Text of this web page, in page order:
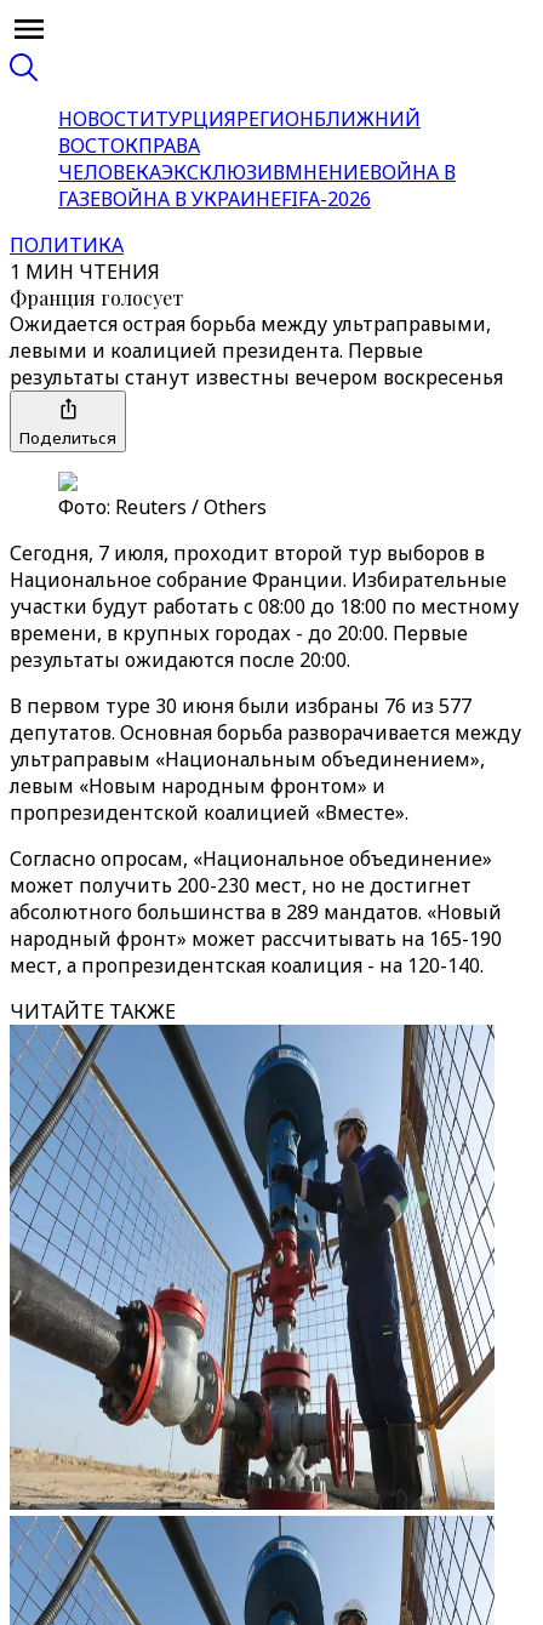
НОВОСТИТУРЦИЯРЕГИОНБЛИЖНИЙ
ВОСТОКПРАВА
ЧЕЛОВЕКАЭКСКЛЮЗИВМНЕНИЕВОЙНА В
ГАЗЕВОЙНА В УКРАИНЕFIFA-2026
ПОЛИТИКА
1 МИН ЧТЕНИЯ
Франция голосует
Ожидается острая борьба между ультраправыми,
левыми и коалицией президента. Первые
результаты станут известны вечером воскресенья
Поделиться
Фото: Reuters / Others
Сегодня, 7 июля, проходит второй тур выборов в
Национальное собрание Франции. Избирательные
участки будут работать с 08:00 до 18:00 по местному
времени, в крупных городах - до 20:00. Первые
результаты ожидаются после 20:00.
В первом туре 30 июня были избраны 76 из 577
депутатов. Основная борьба разворачивается между
ультраправым «Национальным объединением»,
левым «Новым народным фронтом» и
пропрезидентской коалицией «Вместе».
Согласно опросам, «Национальное объединение»
может получить 200-230 мест, но не достигнет
абсолютного большинства в 289 мандатов. «Новый
народный фронт» может рассчитывать на 165-190
мест, а пропрезидентская коалиция - на 120-140.
ЧИТАЙТЕ ТАКЖЕ